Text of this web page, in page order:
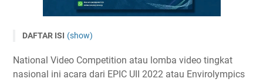
DAFTAR ISI (show)
2022
National Video Competition atau lomba video tingkat
nasional ini acara dari EPIC UII 2022 atau Envirolympics